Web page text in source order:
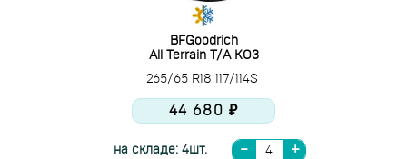
BFGoodrich
All Terrain T/A KO3
265/65 R18 117/114S
44 680 ₽
на складе: 4шт.